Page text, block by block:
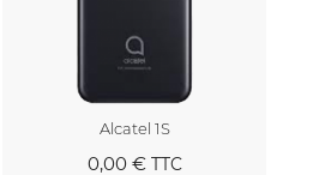
Alcatel 1S
0,00 €TTC